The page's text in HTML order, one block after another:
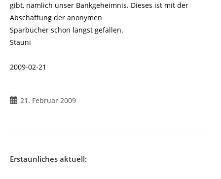
gibt, nämlich unser Bankgeheimnis. Dieses ist mit der
Abschaffung der anonymen
Sparbücher schon längst gefallen.
Stauni
2009-02-21
Beitrag
21. Februar 2009
Erstaunliches aktuell: